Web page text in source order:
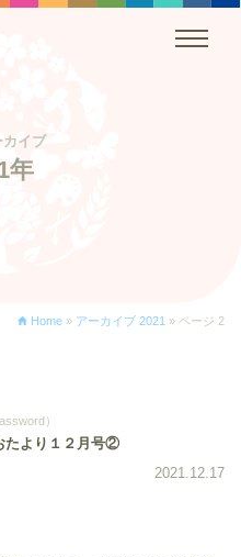
イブ
年
Home » アーカイブ 2021 » ページ 2
）
たより１２月号②
2021.12.17